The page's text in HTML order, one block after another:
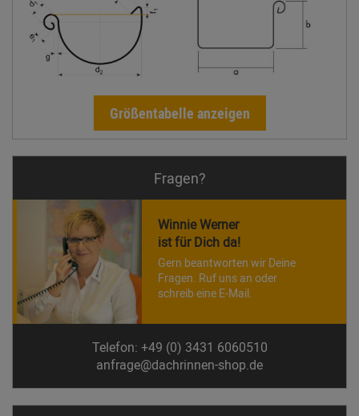
Größentabelle anzeigen
Fragen?
Winnie Werner
ist für Dich da!
Gern beantworten wir Deine
Fragen. Ruf uns an oder
schreib eine E-Mail.
Telefon: +49 (0) 3431 6060510
anfrage@dachrinnen-shop.de